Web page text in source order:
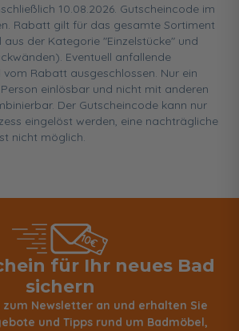
10.08.2026. Gutscheincode im
Rabatt gilt für das gesamte Sortiment
aus der Kategorie "Einzelstücke" und
Eventuell anfallende
Rabatt ausgeschlossen. Nur ein
einlösbar und nicht mit anderen
Der Gutscheincode kann nur
eingelöst werden, eine nachträgliche
nicht möglich.
für Ihr neues Bad
sichern
zum Newsletter an und erhalten Sie
und Tipps rund um Badmöbel,